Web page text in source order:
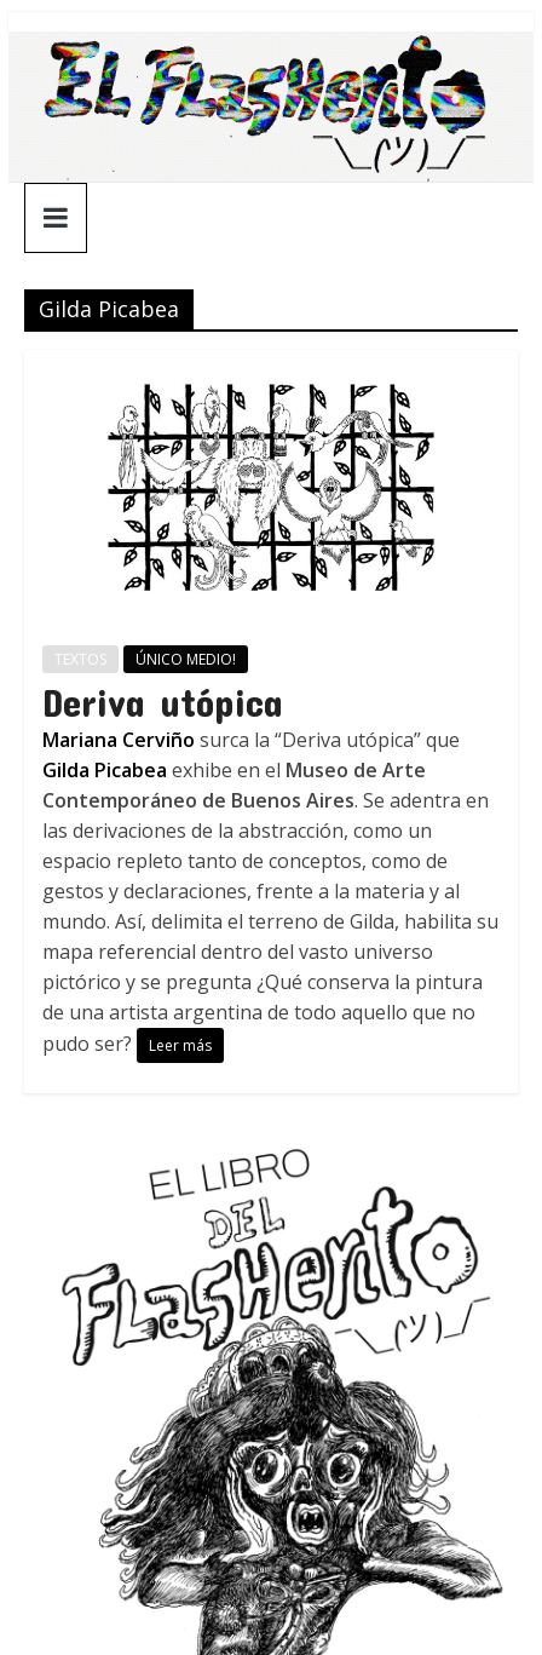
contenido
¯\_(ツ)_/
¯
Gilda Picabea
TEXTOS ÚNICO MEDIO!
Deriva utópica
Mariana Cerviño surca la “Deriva utópica” que
Gilda Picabea exhibe en el Museo de Arte
Contemporáneo de Buenos Aires. Se adentra en
las derivaciones de la abstracción, como un
espacio repleto tanto de conceptos, como de
gestos y declaraciones, frente a la materia y al
mundo. Así, delimita el terreno de Gilda, habilita su
mapa referencial dentro del vasto universo
pictórico y se pregunta ¿Qué conserva la pintura
de una artista argentina de todo aquello que no
pudo ser?
Leer más